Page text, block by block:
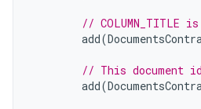
//
add(
// This document
add(